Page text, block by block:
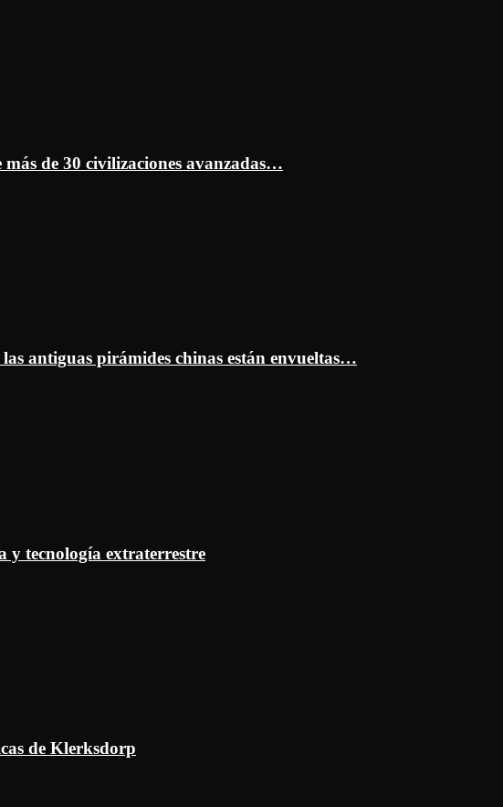
de 30 civilizaciones avanzadas…
antiguas pirámides chinas están envueltas…
y tecnología extraterrestre
de Klerksdorp